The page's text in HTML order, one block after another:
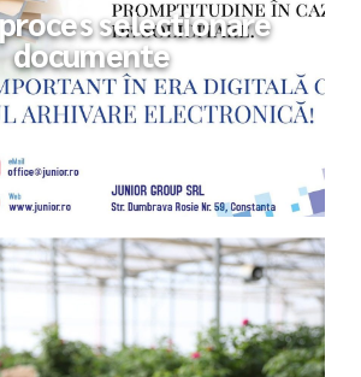
selectionare
documente